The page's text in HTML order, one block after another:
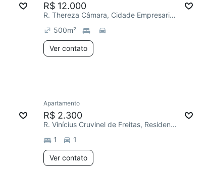
R$ 12.000
R. Thereza Câmara, Cidade Empresarial Nova Aliança
500m²
Ver contato
Apartamento
R$ 2.300
R. Vinícius Cruvinel de Freitas, Residencial Recanto dos Ipês
1
1
Ver contato